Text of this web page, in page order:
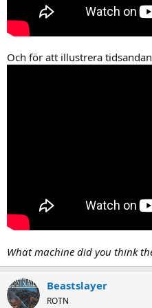
Och för att illustrera
What machine did you think
Beastslayer
ROTN